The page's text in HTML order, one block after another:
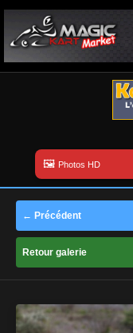
← Précédent
Retour galerie